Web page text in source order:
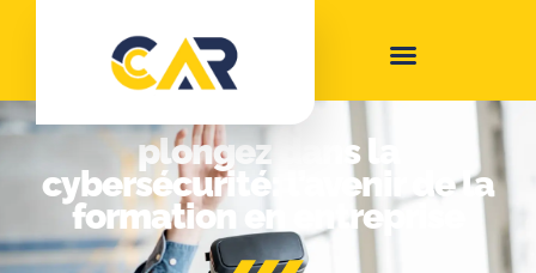
plongez dans la
cybersécurité: l’avenir de la
formation en entreprise